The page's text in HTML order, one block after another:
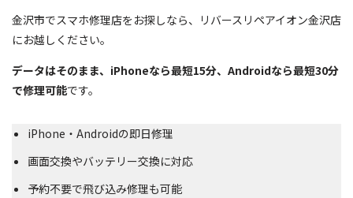
金沢市でスマホ修理店をお探しなら、リバースリペアイオン金沢店
にお越しください。
データはそのまま、iPhoneなら最短15分、Androidなら最短30分
で修理可能です。
iPhone・Androidの即日修理
画面交換やバッテリー交換に対応
予約不要で飛び込み修理も可能